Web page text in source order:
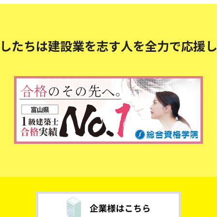
たちは建設業を志す人を全力で応援